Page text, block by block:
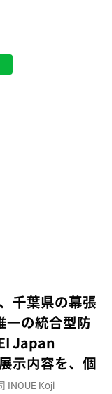
千葉県の幕張
一の統合型防
Japan
示内容を、個
INOUE Koji